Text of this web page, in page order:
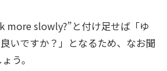
more slowly?”と付け足せば「ゆ
いですか？」となるため、なお聞
う。